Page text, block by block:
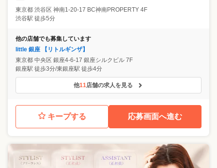
東京都 渋谷区 神南1-20-17 BC神南PROPERTY 4F
渋谷駅 徒歩5分
他の店舗でも募集しています
little 銀座 【リトルギンザ】
東京都 中央区 銀座4-6-17 銀座シルクビル 7F
銀座駅 徒歩3分/東銀座駅 徒歩4分
他11店舗の求人を見る
キープする 応募画面へ進む